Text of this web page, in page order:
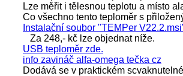
Lze měřit i tělesnou teplotu a místo
Co všechno tento teploměr s
Instalační soubor "TEMPer
Za 248,- kč lze objednat níže.
USB teploměr zde.
info zavináč alfa-omega tečka cz
Dodává se v praktickém